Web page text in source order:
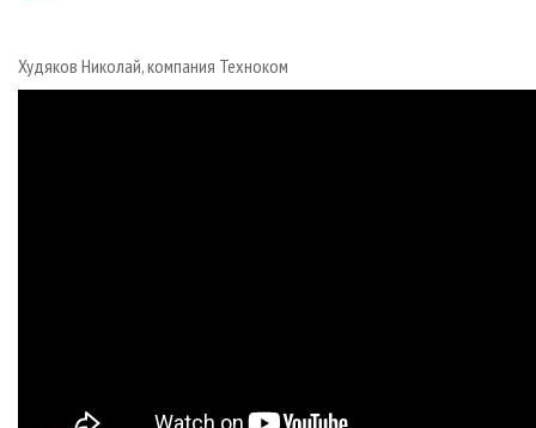
Худяков Николай, компания Техноком